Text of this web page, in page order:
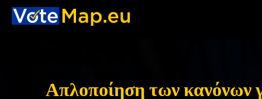
Απλοποίηση των κανόνων